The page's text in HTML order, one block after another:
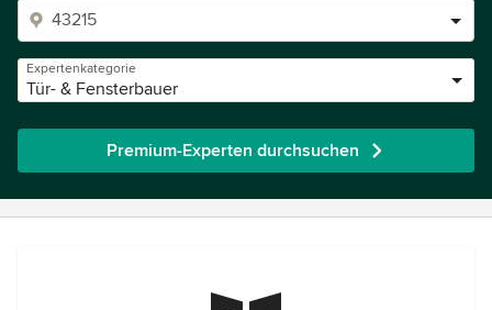
Expertenkategorie
Tür- & Fensterbauer
Premium-Experten durchsuchen